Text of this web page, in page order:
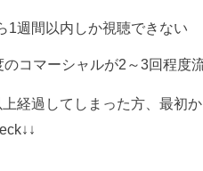
1週間以内しか視聴できない
コマーシャルが2～3回程度
経過してしまった方、最初